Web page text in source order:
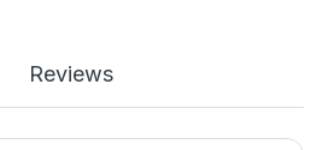
Reviews